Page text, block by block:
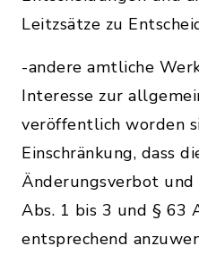
Leitzsätze zu
-andere amtliche
Interesse zur
veröffentlich worden
Einschränkung, dass
Änderungsverbot
Abs. 1 bis 3 und § 63
entsprechend